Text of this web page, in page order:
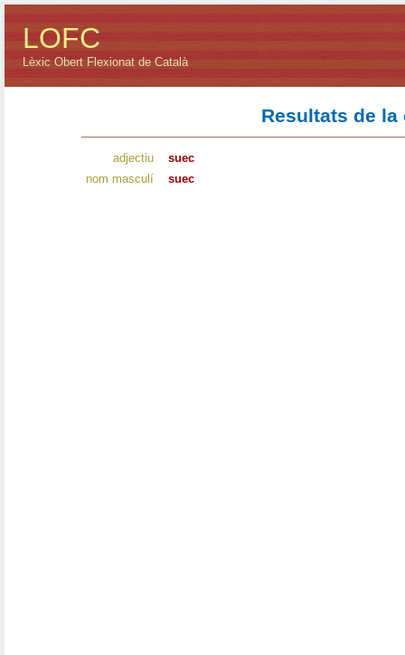
LOFC
Lèxic Obert Flexionat de Català
Resultats de la
adjectiu
suec
nom masculí
suec